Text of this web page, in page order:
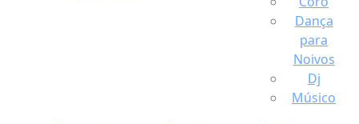
Dança
para
Noivos
Dj
Músico